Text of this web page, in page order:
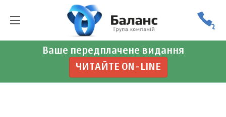
Ваше передплачене видання
ЧИТАЙТЕ ON-LINE